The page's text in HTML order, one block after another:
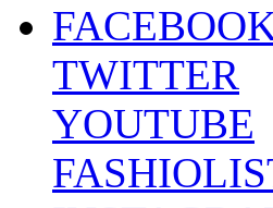
TWITTER
YOUTUBE